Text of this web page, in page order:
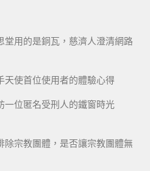
堂用的是銅瓦，慈濟人澄清網路
天使首位使用者的體驗心得
一位匿名受刑人的鐵窗時光
除宗教團體，是否讓宗教團體無